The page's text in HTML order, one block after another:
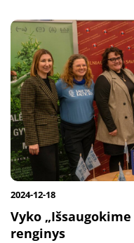
užterštų...
2024-12-18
Vyko
renginys